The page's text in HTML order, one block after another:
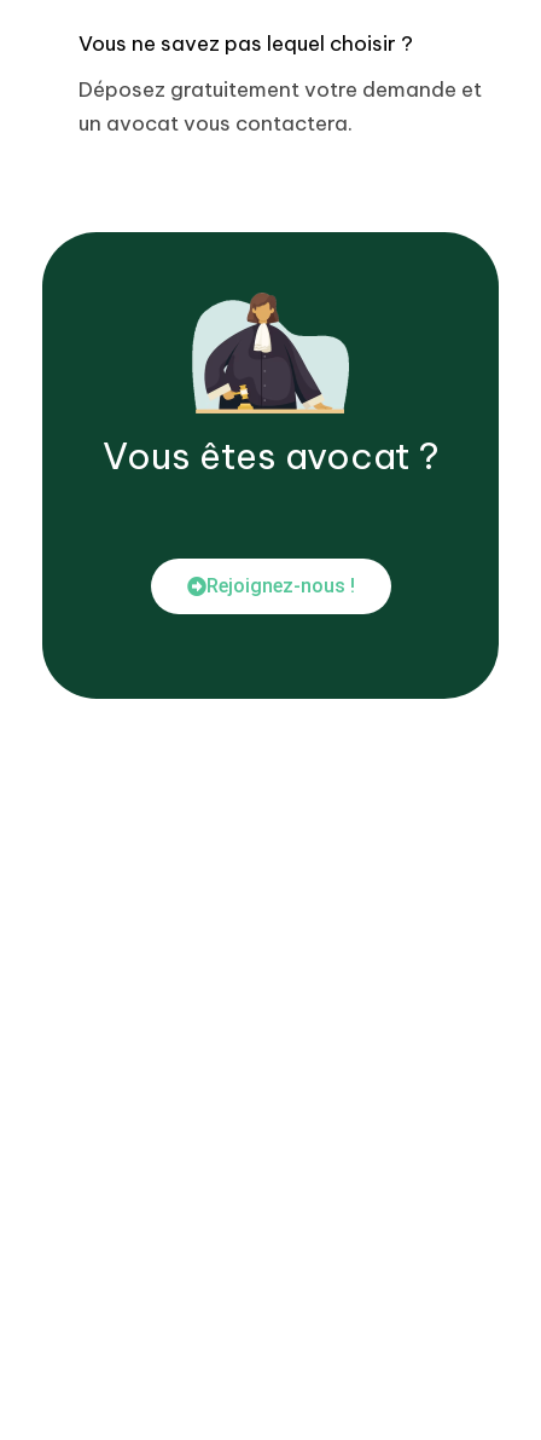
Vous ne savez pas lequel choisir ?
Déposez gratuitement votre demande et
un avocat vous contactera.
Vous êtes avocat ?
Rejoignez-nous !